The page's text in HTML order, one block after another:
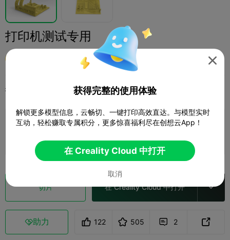
打印机测试专用
打印配置 3D打印机
 添加打印配置
赚取更多积分
切片 在 Creality Cloud 中打开 
助力 122 505  2 

获得完整的使用体验
解锁更多模型信息，云畅切、一键打印高效直达。与模型实时
互动，轻松赚取专属积分，更多惊喜福利尽在创想云App！
在 Creality Cloud 中打开
取消